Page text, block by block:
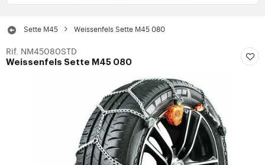
Sette M45 Weissenfels Sette M45 080
Rif. NM45080STD
Weissenfels Sette M45 080